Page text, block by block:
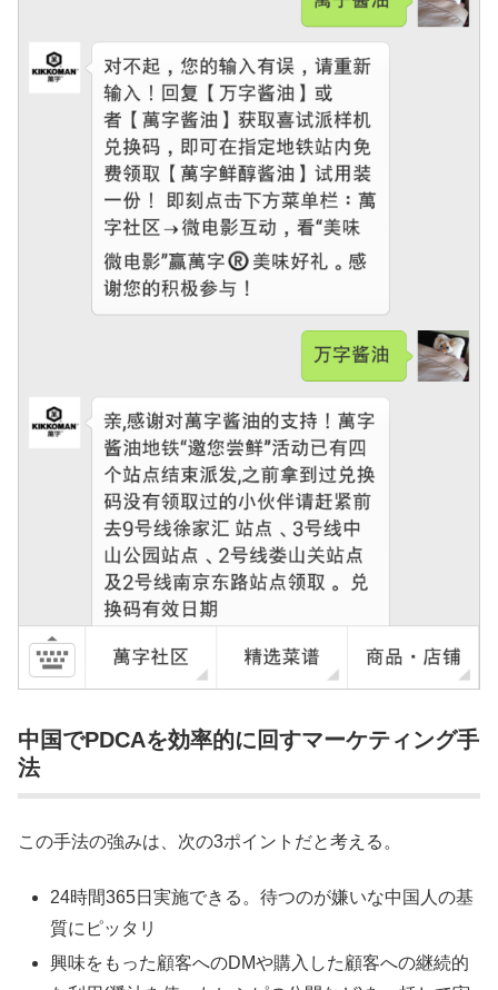
中国でPDCAを効率的に回すマーケティング手
法
この手法の強みは、次の3ポイントだと考える。
24時間365日実施できる。待つのが嫌いな中国人の基
質にピッタリ
興味をもった顧客へのDMや購入した顧客への継続的